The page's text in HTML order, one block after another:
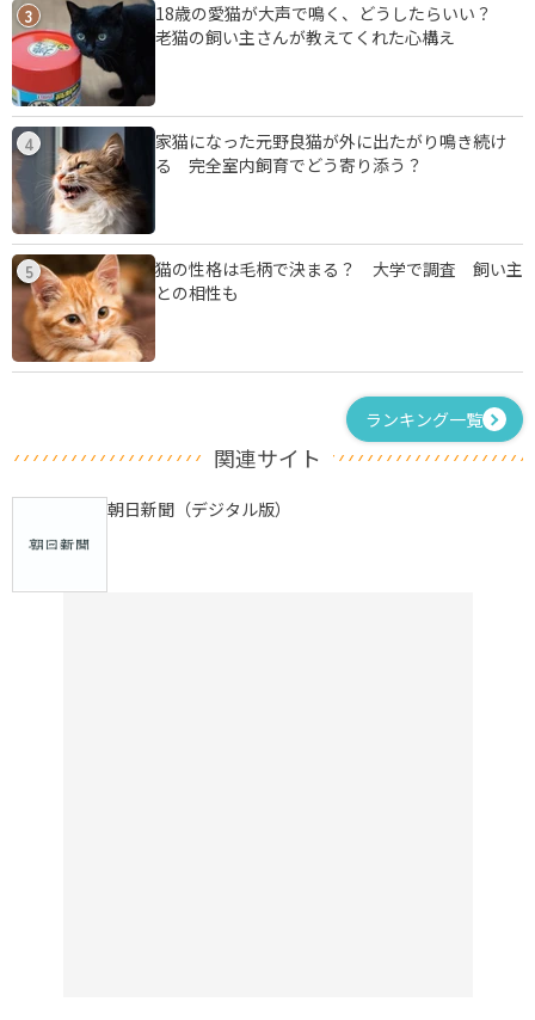
3
18歳の愛猫が大声で鳴く、どうしたらいい？
老猫の飼い主さんが教えてくれた心構え
4
家猫になった元野良猫が外に出たがり鳴き続け
る 完全室内飼育でどう寄り添う？
5
猫の性格は毛柄で決まる？ 大学で調査 飼い主
との相性も
ランキング一覧
関連サイト
朝日新聞（デジタル版）